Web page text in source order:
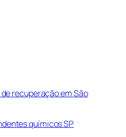
recuperação em São
químicos SP